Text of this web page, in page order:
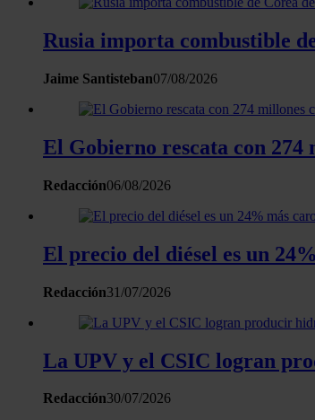
Rusia importa combustible
Jaime Santisteban07/08/2026
El Gobierno rescata con 274
Redacción06/08/2026
El precio del diésel es un
Redacción31/07/2026
La UPV y el CSIC logran
Redacción30/07/2026